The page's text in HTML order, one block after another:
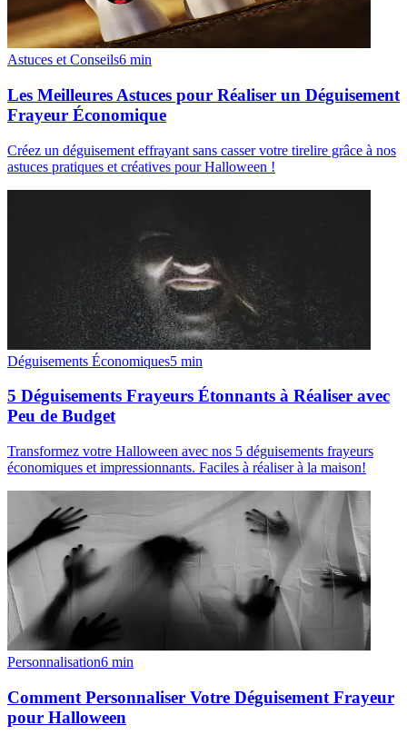
Astuces et Conseils6 min
Les Meilleures Astuces pour Réaliser un Déguisement
Frayeur Économique
Créez un déguisement effrayant sans casser votre tirelire grâce à nos
astuces pratiques et créatives pour Halloween !
Déguisements Économiques5 min
5 Déguisements Frayeurs Étonnants à Réaliser avec
Peu de Budget
Transformez votre Halloween avec nos 5 déguisements frayeurs
économiques et impressionnants. Faciles à réaliser à la maison!
Personnalisation6 min
Comment Personnaliser Votre Déguisement Frayeur
pour Halloween